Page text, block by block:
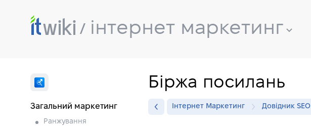
інтернет маркетинг
Загальний маркетинг
Ранжування
Біржа посилань
Інтернет Маркетинг Довідник SEO